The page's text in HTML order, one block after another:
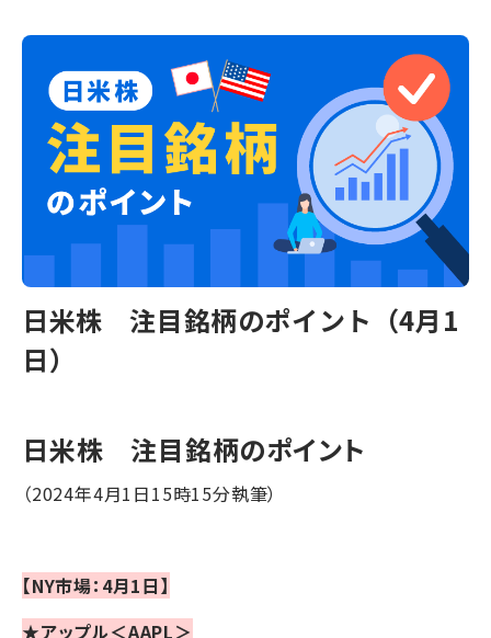
日米株 注目銘柄のポイント（4月1
日）
日米株 注目銘柄のポイント
（2024年4月1日15時15分執筆）
【NY市場：4月1日】
★アップル＜AAPL＞